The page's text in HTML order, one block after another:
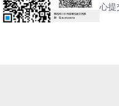
心提